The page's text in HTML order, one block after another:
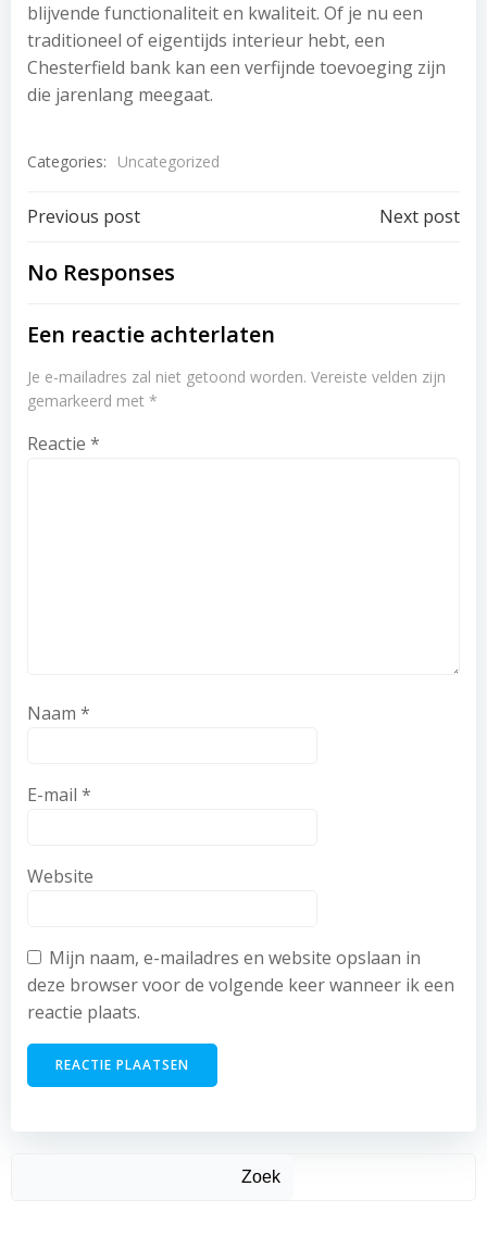
blijvende functionaliteit en kwaliteit. Of je nu een
traditioneel of eigentijds interieur hebt, een
Chesterfield bank kan een verfijnde toevoeging zijn
die jarenlang meegaat.
Categories: Uncategorized
Post
navigation
Previous post Next post
No Responses
Een reactie achterlaten
Je e-mailadres zal niet getoond worden. Vereiste velden zijn
gemarkeerd met *
Reactie *
Naam *
E-mail *
Website
Mijn naam, e-mailadres en website opslaan in
deze browser voor de volgende keer wanneer ik een
reactie plaats.
Zoek